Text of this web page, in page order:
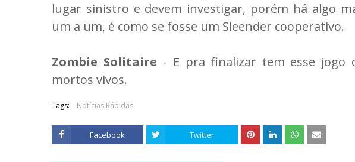
lugar sinistro e devem investigar, porém há algo
um a um, é como se fosse um Sleender cooperativo.
Zombie Solitaire - E pra finalizar tem esse jogo
mortos vivos.
Tags: Notícias Rápidas
Facebook Twitter